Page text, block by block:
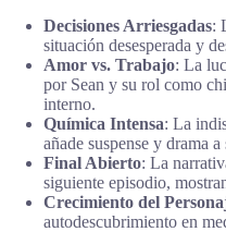
Decisiones Arriesgadas:
situación desesperada y
Amor vs. Trabajo: La
por Sean y su rol como
interno.
Química Intensa: La
añade suspense y drama
Final Abierto: La
siguiente episodio,
Crecimiento del
autodescubrimiento en